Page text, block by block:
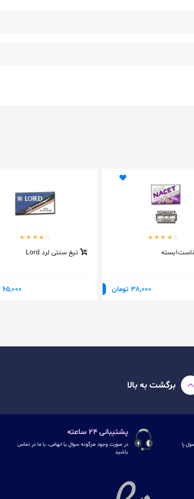
38,000 تومان
تیغ سنتی لرد Lord
65,000 تومان
برگشت به بالا
را
پشتیبانی ۲۴ ساعته
در صورت وجود هرگونه سوال یا ابهامی، با ما در تماس
باشید